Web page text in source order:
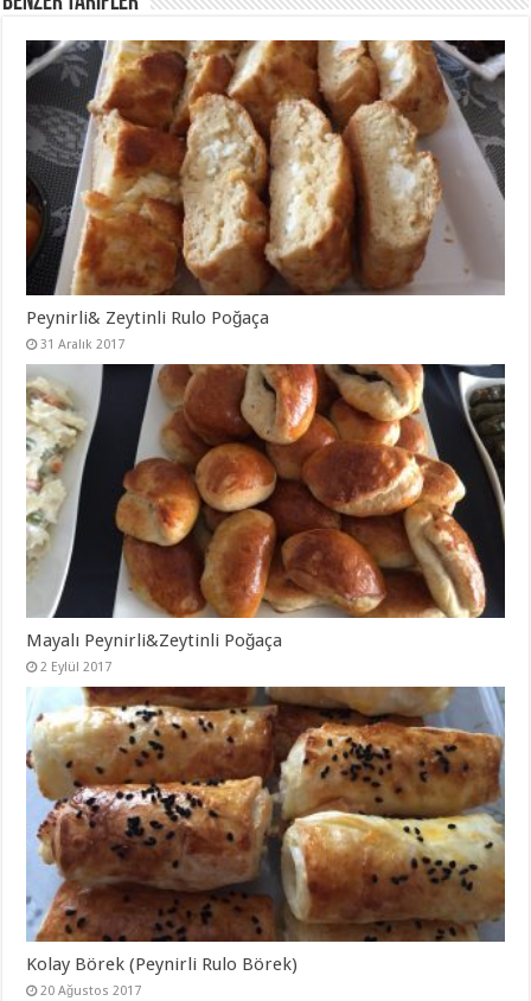
Peynirli& Zeytinli Rulo Poğaça
31 Aralık 2017
Mayalı Peynirli&Zeytinli Poğaça
2 Eylül 2017
Kolay Börek (Peynirli Rulo Börek)
20 Ağustos 2017